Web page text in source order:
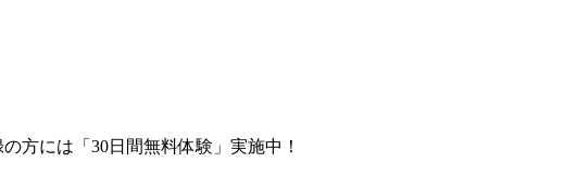
方には「30日間無料体験」実施中！